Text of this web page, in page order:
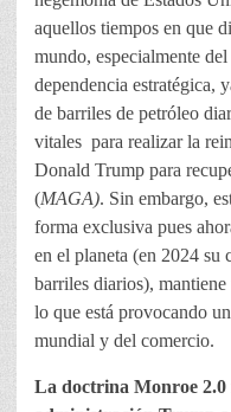
aquellos tiempos en que
mundo, especialmente
dependencia estratégica,
de barriles de petróleo
vitales para realizar la
Donald Trump para
(MAGA). Sin embargo,
forma exclusiva pues
en el planeta (en 2024 su
barriles diarios),
lo que está provocando
mundial y del comercio.
La doctrina Monroe 2.0